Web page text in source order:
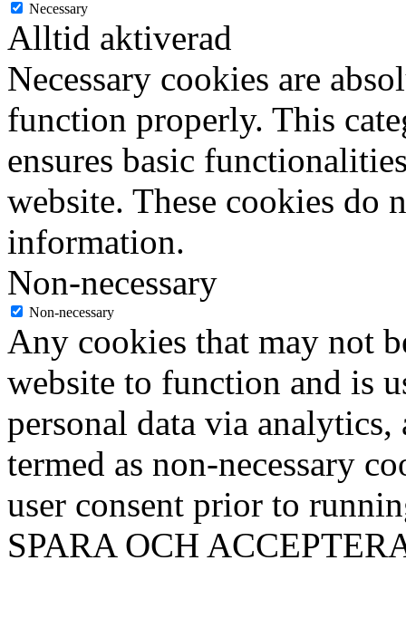
Necessary
Alltid aktiverad
Necessary cookies are
function properly. This
ensures basic
website. These cookies do
information.
Non-necessary
Non-necessary
Any cookies that may not
website to function and is
personal data via analytics,
termed as non-necessary
user consent prior to
SPARA OCH